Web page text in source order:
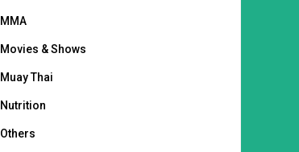
MMA
Movies & Shows
Muay Thai
Nutrition
Others